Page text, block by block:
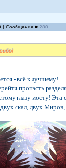
| Сообщение #280
- всё к лучшему!
пропасть
глазу мосту! Эта
скал, двух